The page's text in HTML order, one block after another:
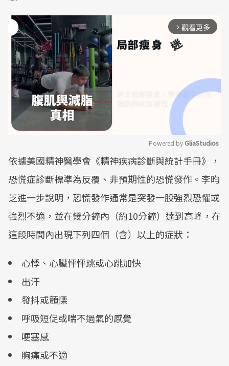
arrow_forward_ios 觀看更多
Mute
Powered by GliaStudios
依據美國精神醫學會《精神疾病診斷與統計手冊》，
恐慌症診斷標準為反覆、非預期性的恐慌發作。李昀
芝進一步說明，恐慌發作通常是突發一股強烈恐懼或
強烈不適，並在幾分鐘內（約10分鐘）達到高峰，在
這段時間內出現下列四個（含）以上的症狀：
心悸、心臟怦怦跳或心跳加快
出汗
發抖或顫慄
呼吸短促或喘不過氣的感覺
哽塞感
胸痛或不適